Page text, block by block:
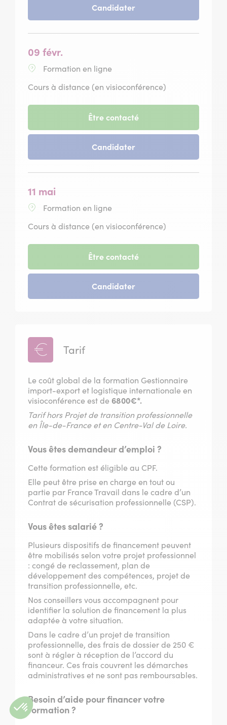
décembre
Candidater-
09 févr.
Formation en ligne
Cours à distance (en visioconférence)
Être contacté-
du
février
Candidater-
11 mai
Formation en ligne
Cours à distance (en visioconférence)
Être contacté-
du
mai
Candidater-
Tarif
Le coût global de la formation Gestionnaire
import-export et logistique internationale en
visioconférence est de 6800€*.
Tarif hors Projet de transition professionnelle
en Île-de-France et en Centre-Val de Loire.
Vous êtes demandeur d’emploi ?
Cette formation est éligible au CPF.
Elle peut être prise en charge en tout ou
partie par France Travail dans le cadre d’un
Contrat de sécurisation professionnelle (CSP).
Vous êtes salarié ?
Plusieurs dispositifs de financement peuvent
être mobilisés selon votre projet professionnel
: congé de reclassement, plan de
développement des compétences, projet de
transition professionnelle, etc.
Nos conseillers vous accompagnent pour
identifier la solution de financement la plus
adaptée à votre situation.
Dans le cadre d’un projet de transition
professionnelle, des frais de dossier de 250 €
sont à régler à réception de l’accord du
financeur. Ces frais couvrent les démarches
administratives et ne sont pas remboursables.
Besoin d’aide pour financer votre
formation ?